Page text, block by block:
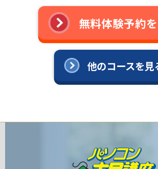
無料体験予約
他のコースを見